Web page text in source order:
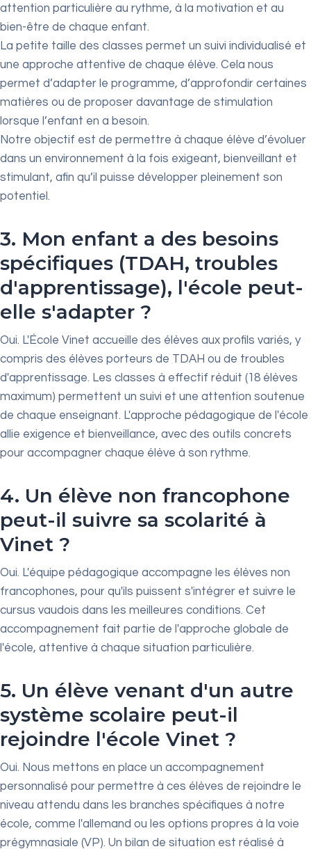
attention particulière au rythme, à la motivation et au
bien-être de chaque enfant.
La petite taille des classes permet un suivi individualisé et
une approche attentive de chaque élève. Cela nous
permet d’adapter le programme, d’approfondir certaines
matières ou de proposer davantage de stimulation
lorsque l’enfant en a besoin.
Notre objectif est de permettre à chaque élève d’évoluer
dans un environnement à la fois exigeant, bienveillant et
stimulant, afin qu’il puisse développer pleinement son
potentiel.
3. Mon enfant a des besoins
spécifiques (TDAH, troubles
d'apprentissage), l'école peut-
elle s'adapter ?
Oui. L'École Vinet accueille des élèves aux profils variés, y
compris des élèves porteurs de TDAH ou de troubles
d'apprentissage. Les classes à effectif réduit (18 élèves
maximum) permettent un suivi et une attention soutenue
de chaque enseignant. L'approche pédagogique de l'école
allie exigence et bienveillance, avec des outils concrets
pour accompagner chaque élève à son rythme.
4. Un élève non francophone
peut-il suivre sa scolarité à
Vinet ?
Oui. L'équipe pédagogique accompagne les élèves non
francophones, pour qu'ils puissent s'intégrer et suivre le
cursus vaudois dans les meilleures conditions. Cet
accompagnement fait partie de l'approche globale de
l'école, attentive à chaque situation particulière.
5. Un élève venant d'un autre
système scolaire peut-il
rejoindre l'école Vinet ?
Oui. Nous mettons en place un accompagnement
personnalisé pour permettre à ces élèves de rejoindre le
niveau attendu dans les branches spécifiques à notre
école, comme l'allemand ou les options propres à la voie
prégymnasiale (VP). Un bilan de situation est réalisé à